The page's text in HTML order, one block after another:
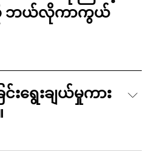
ဘယ်လိုကာကွယ်
းရွေးချယ်မှုကား